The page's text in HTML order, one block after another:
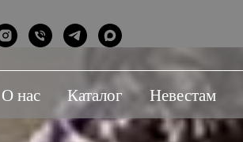
О нас Каталог Невестам